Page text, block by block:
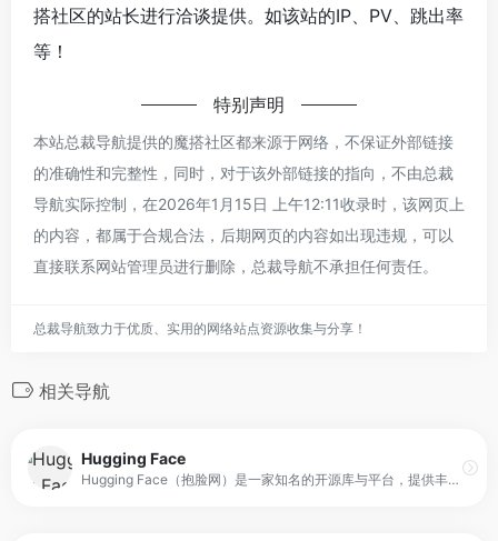
搭社区的站长进行洽谈提供。如该站的IP、PV、跳出率
等！
特别声明
本站总裁导航提供的魔搭社区都来源于网络，不保证外部链接
的准确性和完整性，同时，对于该外部链接的指向，不由总裁
导航实际控制，在2026年1月15日 上午12:11收录时，该网页上
的内容，都属于合规合法，后期网页的内容如出现违规，可以
直接联系网站管理员进行删除，总裁导航不承担任何责任。
总裁导航致力于优质、实用的网络站点资源收集与分享！
相关导航
Hugging Face
Hugging Face（抱脸网）是一家知名的开源库与平台，提供丰富的Transformer模型库与易用的API接口。它面向开发者与研究人员，提供预训练模型、工具与资源，支持模型调用、微调与部署等工作流程。平台强调开源与社区协作，让用户可以在同一生态中发现模型、共享成果、并快速构建AI应用。